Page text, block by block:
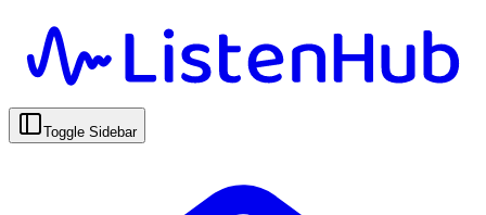
Toggle Sidebar